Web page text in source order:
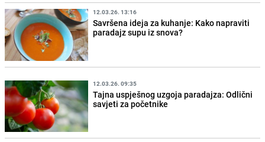
12.03.26. 13:16
Savršena ideja za kuhanje: Kako napraviti
paradajz supu iz snova?
12.03.26. 09:35
Tajna uspješnog uzgoja paradajza: Odlični
savjeti za početnike